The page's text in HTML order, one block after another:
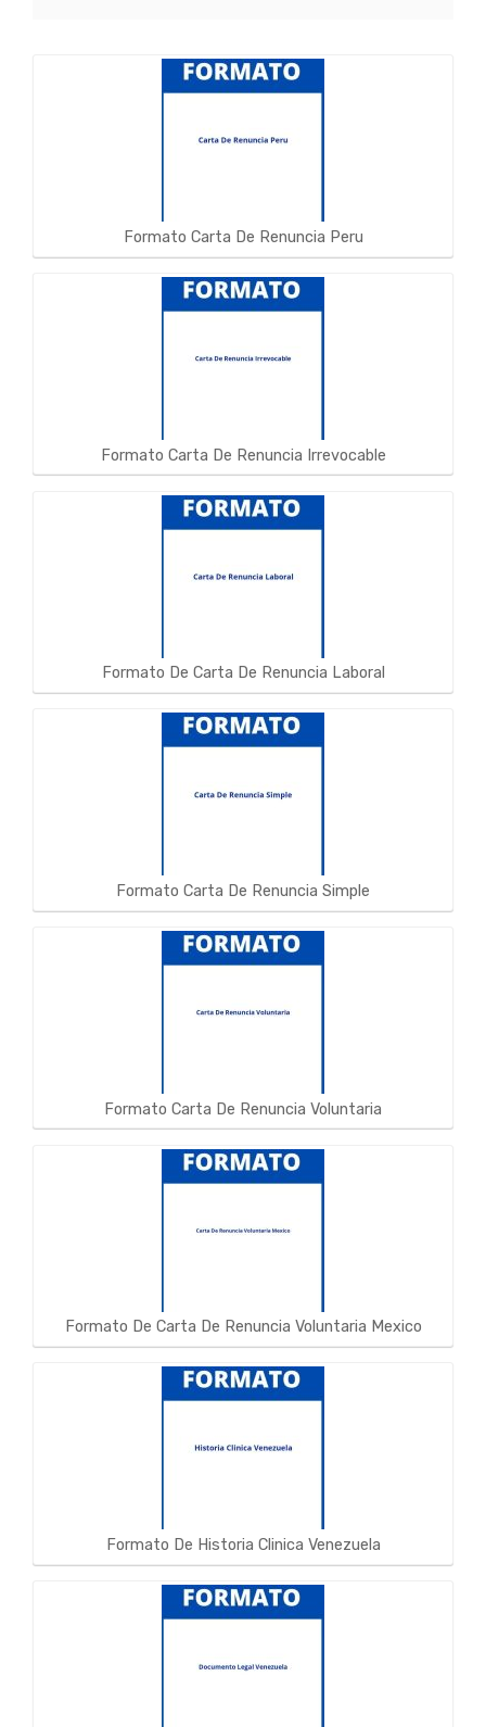
Formato Carta De Renuncia Peru
Formato Carta De Renuncia Irrevocable
Formato De Carta De Renuncia Laboral
Formato Carta De Renuncia Simple
Formato Carta De Renuncia Voluntaria
Formato De Carta De Renuncia Voluntaria Mexico
Formato De Historia Clinica Venezuela